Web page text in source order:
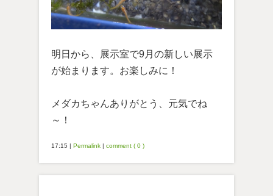
明日から、展示室で9月の新しい展示
が始まります。お楽しみに！
メダカちゃんありがとう、元気でね
～！
17:15 | Permalink | comment ( 0 )